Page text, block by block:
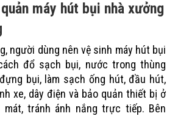
máy hút bụi nhà xưởng
người dùng nên vệ sinh máy hút bụi
đổ sạch bụi, nước trong thùng
bụi, làm sạch ống hút, đầu hút,
xe, dây điện và bảo quản thiết bị ở
mát, tránh ánh nắng trực tiếp. Bên